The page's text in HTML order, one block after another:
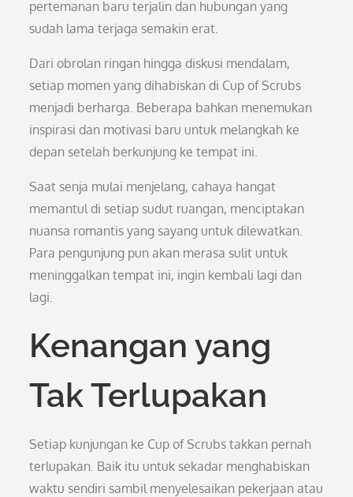
pertemanan baru terjalin dan hubungan yang
sudah lama terjaga semakin erat.
Dari obrolan ringan hingga diskusi mendalam,
setiap momen yang dihabiskan di Cup of Scrubs
menjadi berharga. Beberapa bahkan menemukan
inspirasi dan motivasi baru untuk melangkah ke
depan setelah berkunjung ke tempat ini.
Saat senja mulai menjelang, cahaya hangat
memantul di setiap sudut ruangan, menciptakan
nuansa romantis yang sayang untuk dilewatkan.
Para pengunjung pun akan merasa sulit untuk
meninggalkan tempat ini, ingin kembali lagi dan
lagi.
Kenangan yang
Tak Terlupakan
Setiap kunjungan ke Cup of Scrubs takkan pernah
terlupakan. Baik itu untuk sekadar menghabiskan
waktu sendiri sambil menyelesaikan pekerjaan atau